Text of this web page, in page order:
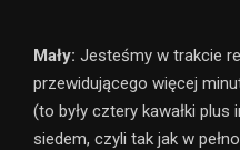
Mały: Jesteśmy w trakcie
przewidującego więcej
(to były cztery kawałki plus
siedem, czyli tak jak w